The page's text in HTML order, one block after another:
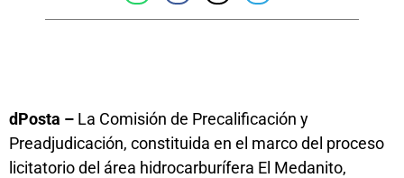
dPosta – La Comisión de Precalificación y
Preadjudicación, constituida en el marco del proceso
licitatorio del área hidrocarburífera El Medanito,